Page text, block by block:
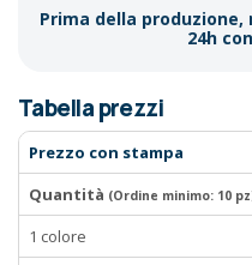
Prima della
24h
Tabella prezzi
Prezzo con stampa
Quantità (Ordine minimo: 10 pz
1 colore